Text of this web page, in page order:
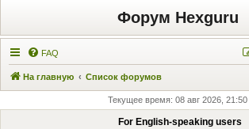
Форум Hexguru
FAQ
На главную Список форумов
Текущее время: 08 авг 2026, 21:50
For English-speaking users